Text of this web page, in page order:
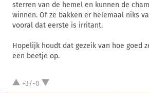
sterren van de hemel en kunnen de
winnen. Of ze bakken er helemaal niks
vooral dat eerste is irritant.
Hopelijk houdt dat gezeik van hoe goed
een beetje op.
+3/-0